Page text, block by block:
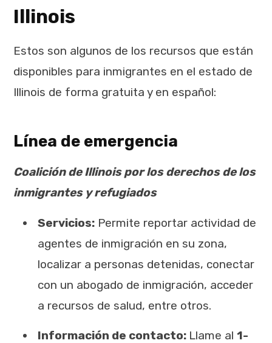
Illinois
Estos son algunos de los recursos que están
disponibles para inmigrantes en el estado de
Illinois de forma gratuita y en español:
Línea de emergencia
Coalición de Illinois por los derechos de los
inmigrantes y refugiados
Servicios: Permite reportar actividad de
agentes de inmigración en su zona,
localizar a personas detenidas, conectar
con un abogado de inmigración, acceder
a recursos de salud, entre otros.
Información de contacto: Llame al 1-